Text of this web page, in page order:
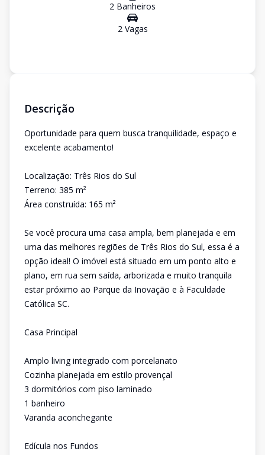
2 Banheiros
2Vagas
Descrição
Oportunidade para quem busca tranquilidade, espaço e
excelente acabamento!
Localização: Três Rios do Sul
Terreno: 385 m²
Área construída: 165 m²
Se você procura uma casa ampla, bem planejada e em
uma das melhores regiões de Três Rios do Sul, essa é a
opção ideal! O imóvel está situado em um ponto alto e
plano, em rua sem saída, arborizada e muito tranquila
estar próximo ao Parque da Inovação e à Faculdade
Católica SC.
Casa Principal
Amplo living integrado com porcelanato
Cozinha planejada em estilo provençal
3 dormitórios com piso laminado
1 banheiro
Varanda aconchegante
Edícula nos Fundos